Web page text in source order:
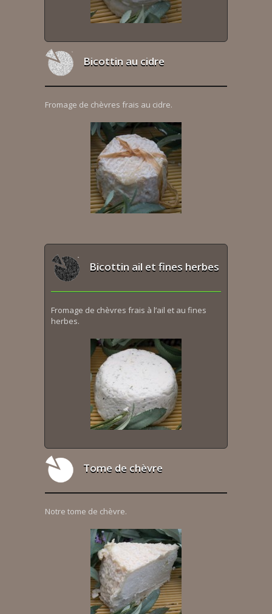
Bicottin au cidre
Fromage de chèvres frais au cidre.
Bicottin ail et fines herbes
Fromage de chèvres frais à l’ail et au fines
herbes.
Tome de chèvre
Notre tome de chèvre.